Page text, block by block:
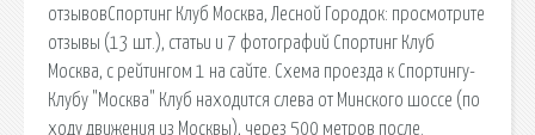
отзывовСпортинг Клуб Москва, Лесной Городок: просмотрите
отзывы (13 шт.), статьи и 7 фотографий Спортинг Клуб
Москва, с рейтингом 1 на сайте. Схема проезда к Спортингу-
Клубу "Москва" Клуб находится слева от Минского шоссе (по
ходу движения из Москвы), через 500 метров после.